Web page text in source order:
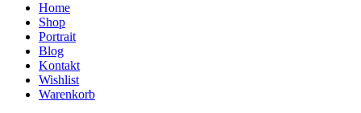
Home
Shop
Portrait
Blog
Kontakt
Wishlist
Warenkorb